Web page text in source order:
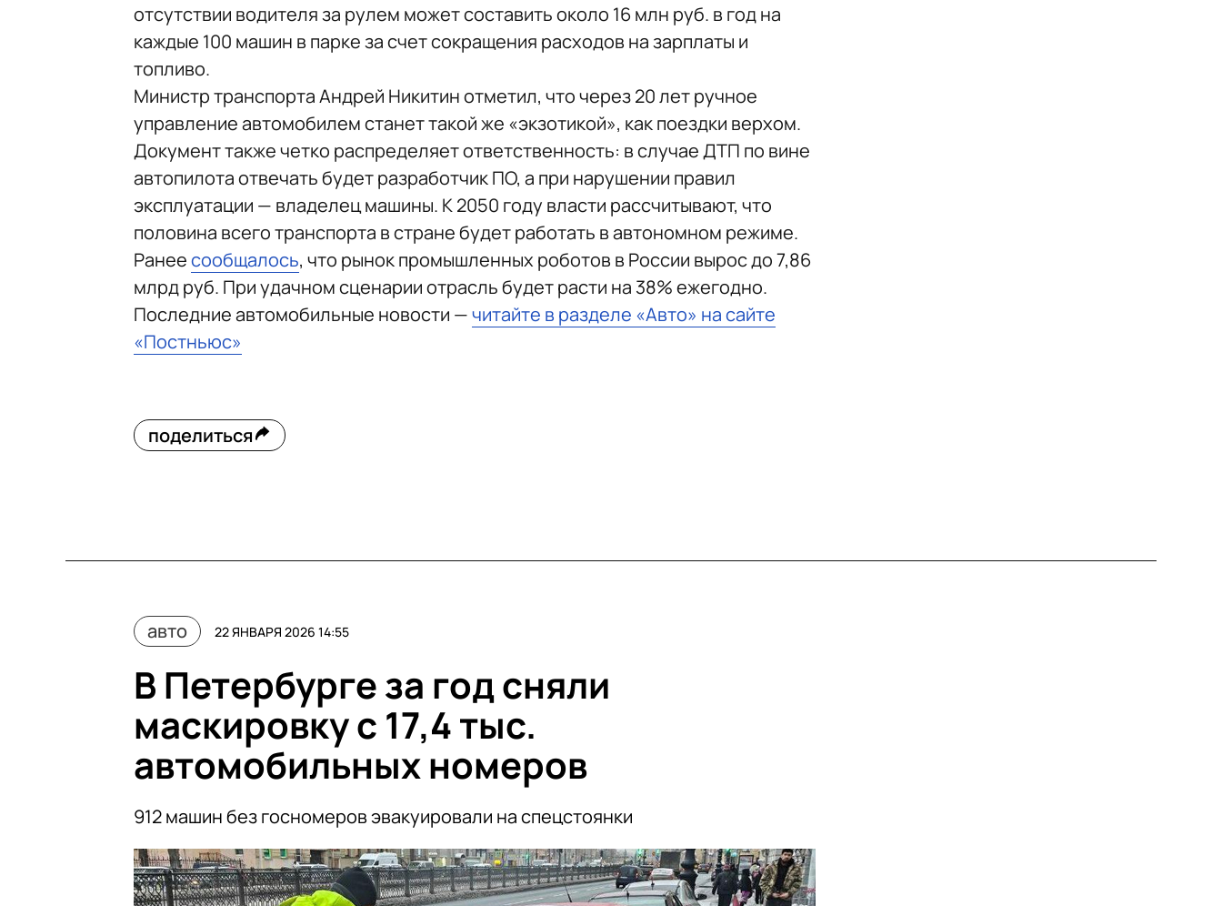
отсутствии водителя за рулем может составить около 16 млн руб. в год на
каждые 100 машин в парке за счет сокращения расходов на зарплаты и
топливо.
Министр транспорта Андрей Никитин отметил, что через 20 лет ручное
управление автомобилем станет такой же «экзотикой», как поездки верхом.
Документ также четко распределяет ответственность: в случае ДТП по вине
автопилота отвечать будет разработчик ПО, а при нарушении правил
эксплуатации — владелец машины. К 2050 году власти рассчитывают, что
половина всего транспорта в стране будет работать в автономном режиме.
Ранеесообщалось, что рынок промышленных роботов в России вырос до 7,86
млрд руб. При удачном сценарии отрасль будет расти на 38% ежегодно.
Последние автомобильные новости —читайте в разделе «Авто» на сайте
«Постньюс»
поделиться
авто 22 ЯНВАРЯ 2026 14:55
В Петербурге за год сняли
маскировку с 17,4 тыс.
автомобильных номеров
912 машин без госномеров эвакуировали на спецстоянки